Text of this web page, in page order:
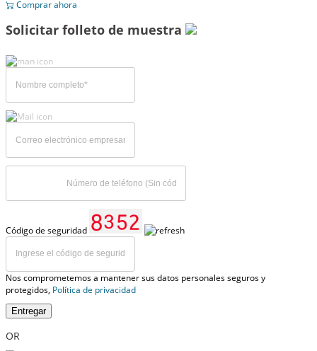
Comprar ahora
Solicitar folleto de muestra
Código de seguridad
Nos comprometemos a mantener sus datos personales seguros y
protegidos, Política de privacidad
Entregar
OR